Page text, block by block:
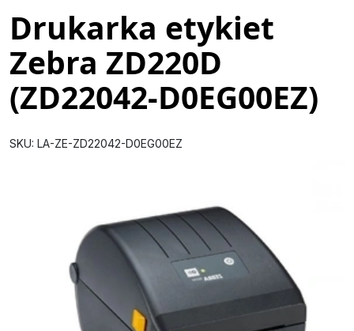
Drukarka etykiet
Zebra ZD220D
(ZD22042-D0EG00EZ)
SKU: LA-ZE-ZD22042-D0EG00EZ